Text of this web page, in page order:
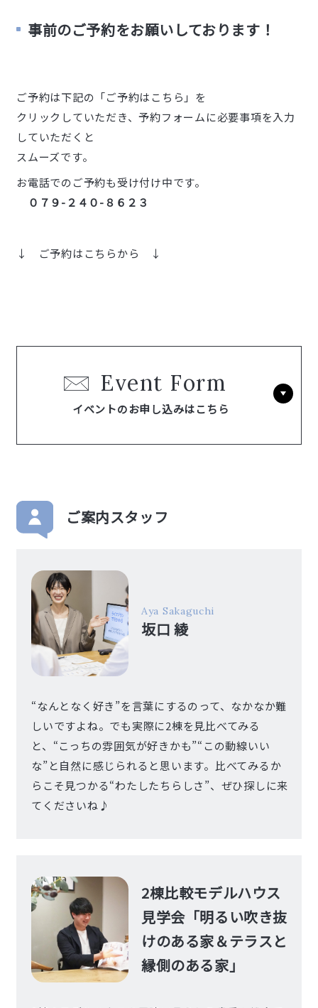
事前のご予約をお願いしております！
ご予約は下記の「ご予約はこちら」を
クリックしていただき、予約フォームに必要事項を入力
していただくと
スムーズです。
お電話でのご予約も受け付け中です。
０７９-２４０-８６２３
↓ ご予約はこちらから ↓
Event Form
イベントのお申し込みはこちら
ご案内スタッフ
Aya Sakaguchi
坂口 綾
“なんとなく好き”を言葉にするのって、なかなか難
しいですよね。でも実際に2棟を見比べてみる
と、“こっちの雰囲気が好きかも”“この動線いい
な”と自然に感じられると思います。比べてみるか
らこそ見つかる“わたしたちらしさ”、ぜひ探しに来
てくださいね♪
2棟比較モデルハウス
見学会「明るい吹き抜
けのある家＆テラスと
縁側のある家」